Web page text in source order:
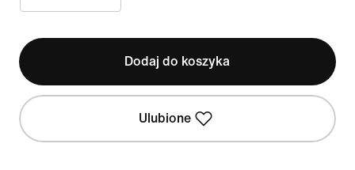
Dodaj do koszyka
Ulubione